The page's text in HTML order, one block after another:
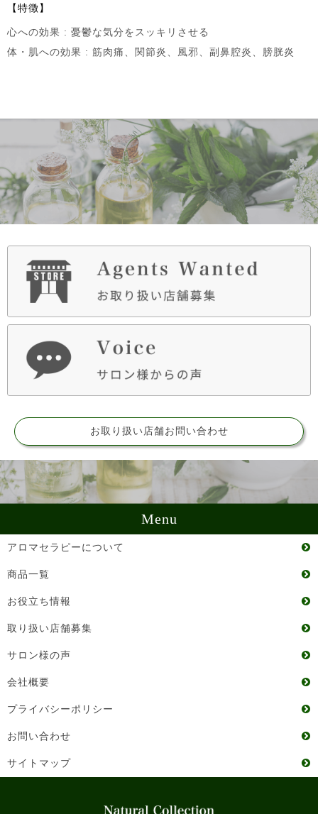
【特徴】
心への効果 : 憂鬱な気分をスッキリさせる
体・肌への効果 : 筋肉痛、関節炎、風邪、副鼻腔炎、膀胱炎
お取り扱い店舗お問い合わせ
Menu
アロマセラピーについて
商品一覧
お役立ち情報
取り扱い店舗募集
サロン様の声
会社概要
プライバシーポリシー
お問い合わせ
サイトマップ